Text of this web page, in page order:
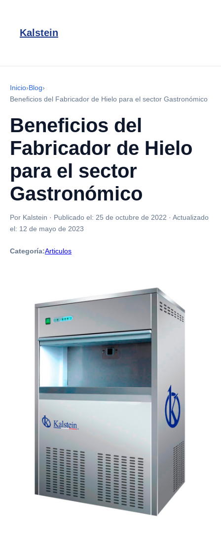
Kalstein
Inicio›Blog›
Beneficios del Fabricador de Hielo para el sector Gastronómico
Beneficios del
Fabricador de Hielo
para el sector
Gastronómico
Por Kalstein · Publicado el: 25 de octubre de 2022 · Actualizado
el: 12 de mayo de 2023
Categoría:Articulos